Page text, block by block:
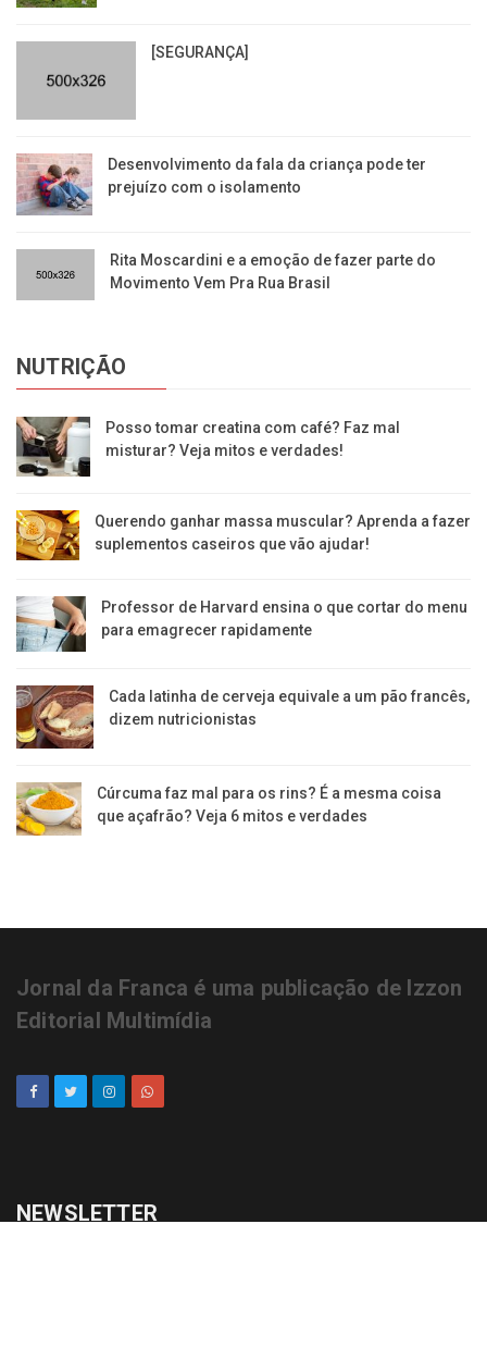
[SEGURANÇA]
Desenvolvimento da fala da criança pode ter
prejuízo com o isolamento
Rita Moscardini e a emoção de fazer parte do
Movimento Vem Pra Rua Brasil
NUTRIÇÃO
Posso tomar creatina com café? Faz mal
misturar? Veja mitos e verdades!
Querendo ganhar massa muscular? Aprenda a fazer
suplementos caseiros que vão ajudar!
Professor de Harvard ensina o que cortar do menu
para emagrecer rapidamente
Cada latinha de cerveja equivale a um pão francês,
dizem nutricionistas
Cúrcuma faz mal para os rins? É a mesma coisa
que açafrão? Veja 6 mitos e verdades
Jornal da Franca é uma publicação de Izzon
Editorial Multimídia
NEWSLETTER